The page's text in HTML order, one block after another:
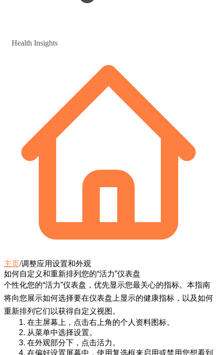
Health Insights
主页/调整应用设置和外观
如何自定义和重新排列您的“活力”仪表盘
个性化您的“活力”仪表盘，优先显示您最关心的指标。本指南
将向您展示如何选择要在仪表盘上显示的健康指标，以及如何
重新排列它们以获得自定义视图。
在主屏幕上，点击右上角的个人资料图标。
从菜单中选择设置。
在外观部分下，点击活力 。
在偏好设置屏幕中，使用复选框来启用或禁用您想看到